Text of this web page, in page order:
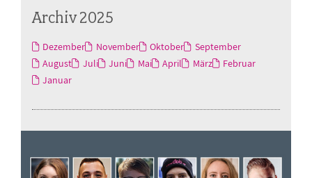
Archiv 2025
Dezember November Oktober
September
August
Juli Juni Mai April März
Februar
Januar